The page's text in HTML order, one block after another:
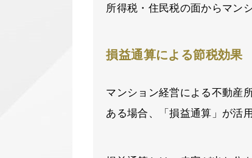
所得税・住民税の面からマン
損益通算による節税効果
マンション経営による不動産
ある場合、「損益通算」が活